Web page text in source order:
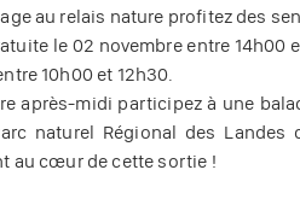
au relais nature profitez des
le 02 novembre entre 14h00
10h00 et 12h30.
après-midi participez à une
naturel Régional des
au cœur de cette sortie !